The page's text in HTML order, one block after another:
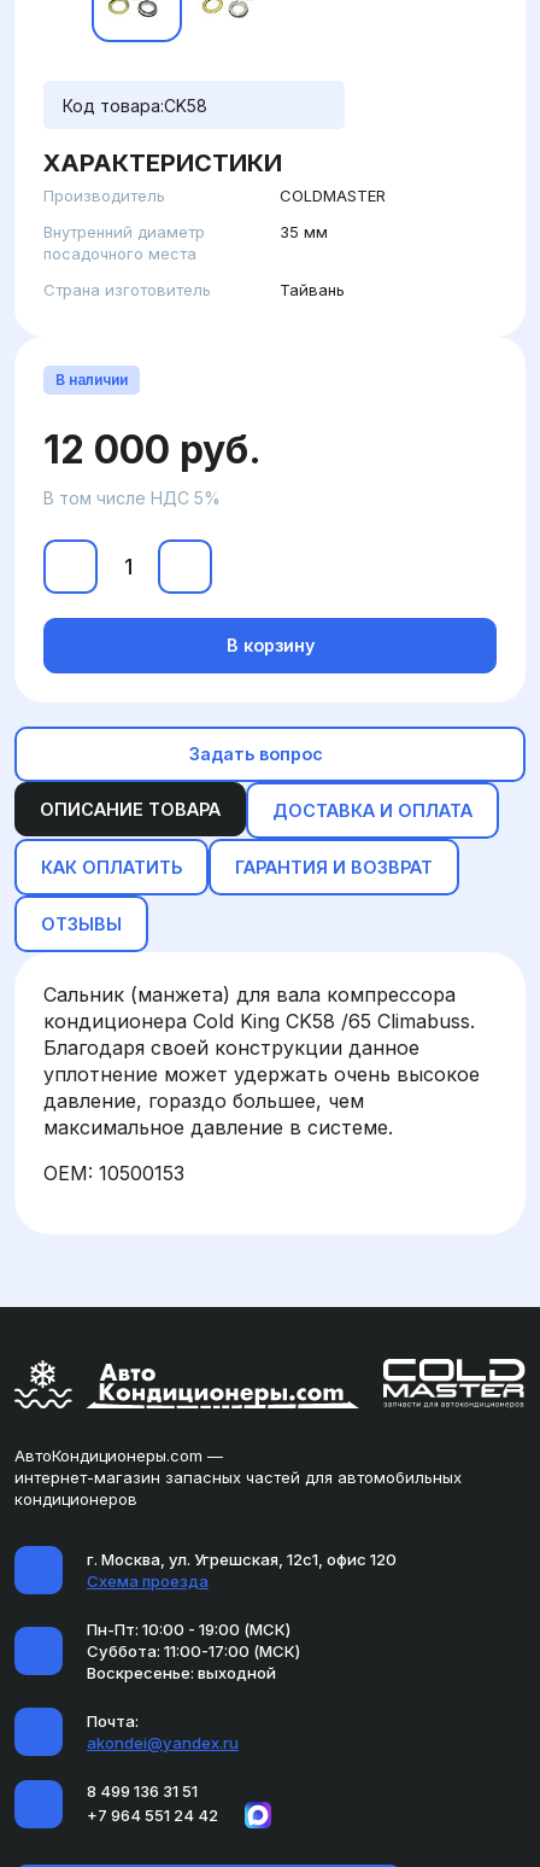
Код товара:CK58
ХАРАКТЕРИСТИКИ
Производитель
COLDMASTER
Внутренний диаметр
посадочного места
35 мм
Страна изготовитель Тайвань
ОПИСАНИЕ ТОВАРА ДОСТАВКА И ОПЛАТА
КАК ОПЛАТИТЬ ГАРАНТИЯ И ВОЗВРАТ
ОТЗЫВЫ
Сальник (манжета) для вала компрессора
кондиционера Cold King CK58 /65 Climabuss.
Благодаря своей конструкции данное
уплотнение может удержать очень высокое
давление, гораздо большее, чем
максимальное давление в системе.
OEM: 10500153
В наличии
12 000 руб.
В том числе НДС 5%
В корзину
Задать вопрос
АвтоКондиционеры.com —
интернет-магазин запасных частей для автомобильных
кондиционеров
г. Москва, ул. Угрешская, 12с1, офис 120
Схема проезда
Пн-Пт: 10:00 - 19:00 (МСК)
Суббота: 11:00-17:00 (МСК)
Воскресенье: выходной
Почта:
akondei@yandex.ru
8 499 136 31 51
+7 964 551 24 42